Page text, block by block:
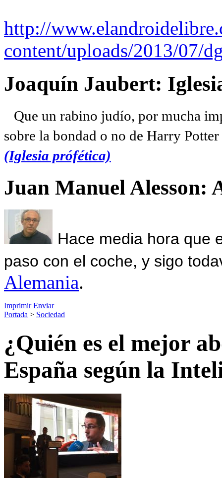
http://
content/uploads/2013/07/
Joaquín Jaubert:
Que un rabino judío, por mucha
sobre la bondad o no de Harry
(Iglesia prófética)
Juan Manuel Alesson:
Hace media hora que
paso con el coche, y sigo
Alemania.
Imprimir Enviar
Portada > Sociedad
¿Quién es el mejor
España según la